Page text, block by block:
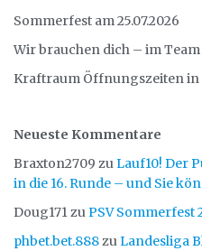
Sommerfest am 25.07.2026
Wir brauchen dich – im
Kraftraum Öffnungszeiten
Neueste Kommentare
Braxton2709 zuLauf10! Der
in die 16. Runde – und Sie
Doug171zuPSV Sommerfest
phbet.bet.888zuLandesliga